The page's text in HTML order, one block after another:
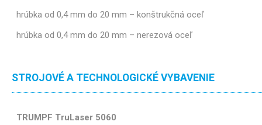
hrúbka od 0,4 mm do 20 mm – konštrukčná oceľ
hrúbka od 0,4 mm do 20 mm – nerezová oceľ
STROJOVÉ A TECHNOLOGICKÉ VYBAVENIE
TRUMPF TruLaser 5060